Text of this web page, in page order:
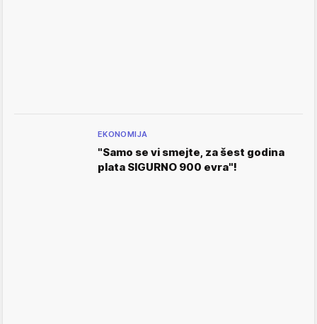
EKONOMIJA
"Samo se vi smejte, za šest godina
plata SIGURNO 900 evra"!